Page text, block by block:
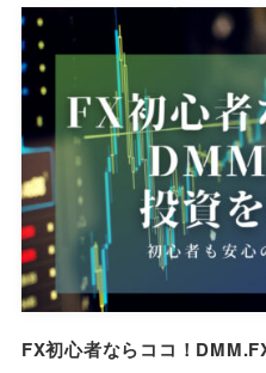
FX初心者ならココ！